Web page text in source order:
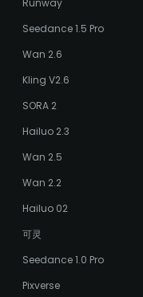
Runway
Seedance 1.5 Pro
Wan 2.6
Kling V2.6
SORA 2
Hailuo 2.3
Wan 2.5
Wan 2.2
Hailuo 02
可灵
Seedance 1.0 Pro
Pixverse